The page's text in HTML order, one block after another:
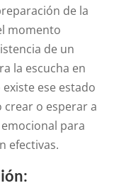
de la
momento
de un
la escucha en
ese estado
crear o esperar a
para
efectivas.